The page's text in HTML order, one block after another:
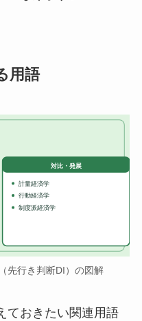
用語
対比・発展
計量経済学
行動経済学
制度派経済学
先行き判断DI）の図解
ておきたい関連用語